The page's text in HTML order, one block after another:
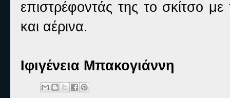
επιστρέφοντάς της το σκίτσο
και αέρινα.
Ιφιγένεια Μπακογιάννη